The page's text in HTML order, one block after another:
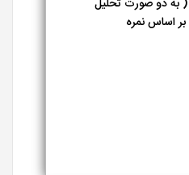
( به دو صورت تحلیل
اساس نمره